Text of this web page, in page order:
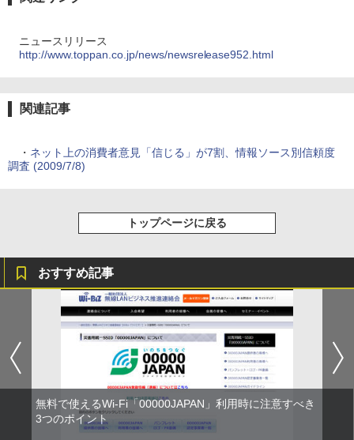
ニュースリリース
http://www.toppan.co.jp/news/newsrelease952.html
関連記事
・ ネット上の消費者意見「信じる」が7割、情報ソース別信頼度
調査 (2009/7/8)
トップページに戻る
おすすめ記事
無料で使えるWi-Fi「00000JAPAN」利用時に注意すべき
3つのポイント